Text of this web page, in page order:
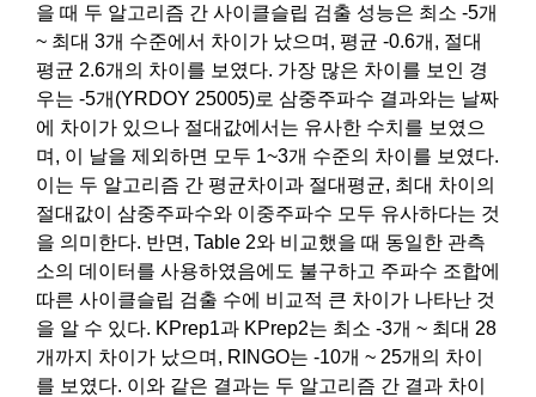
을 때 두 알고리즘 간 사이클슬립 검출 성능은 최소 -5개
~ 최대 3개 수준에서 차이가 났으며, 평균 -0.6개, 절대
평균 2.6개의 차이를 보였다. 가장 많은 차이를 보인 경
우는 -5개(YRDOY 25005)로 삼중주파수 결과와는 날짜
에 차이가 있으나 절대값에서는 유사한 수치를 보였으
며, 이 날을 제외하면 모두 1~3개 수준의 차이를 보였다.
이는 두 알고리즘 간 평균차이과 절대평균, 최대 차이의
절대값이 삼중주파수와 이중주파수 모두 유사하다는 것
을 의미한다. 반면, Table 2와 비교했을 때 동일한 관측
소의 데이터를 사용하였음에도 불구하고 주파수 조합에
따른 사이클슬립 검출 수에 비교적 큰 차이가 나타난 것
을 알 수 있다. KPrep1과 KPrep2는 최소 -3개 ~ 최대 28
개까지 차이가 났으며, RINGO는 -10개 ~ 25개의 차이
를 보였다. 이와 같은 결과는 두 알고리즘 간 결과 차이